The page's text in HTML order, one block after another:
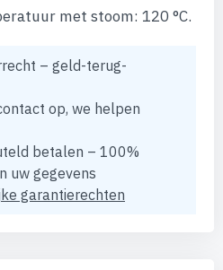
met stoom: 120 °C.
– geld-terug-
op, we helpen
betalen – 100%
uw gegevens
garantierechten